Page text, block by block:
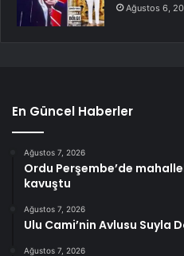
Ağustos 6,
En Güncel Haberler
Ağustos 7, 2026
Ordu Perşembe’de
kavuştu
Ağustos 7, 2026
Ulu Cami’nin Avlusu Suyla
Ağustos 7, 2026